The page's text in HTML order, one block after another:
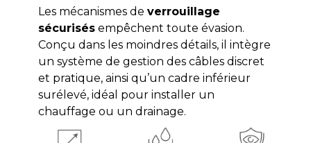
Les mécanismes de verrouillage
sécurisésempêchent toute évasion.
Conçu dans les moindres détails, il intègre
un système de gestion des câbles discret
et pratique, ainsi qu’un cadre inférieur
surélevé, idéal pour installer un
chauffage ou un drainage.